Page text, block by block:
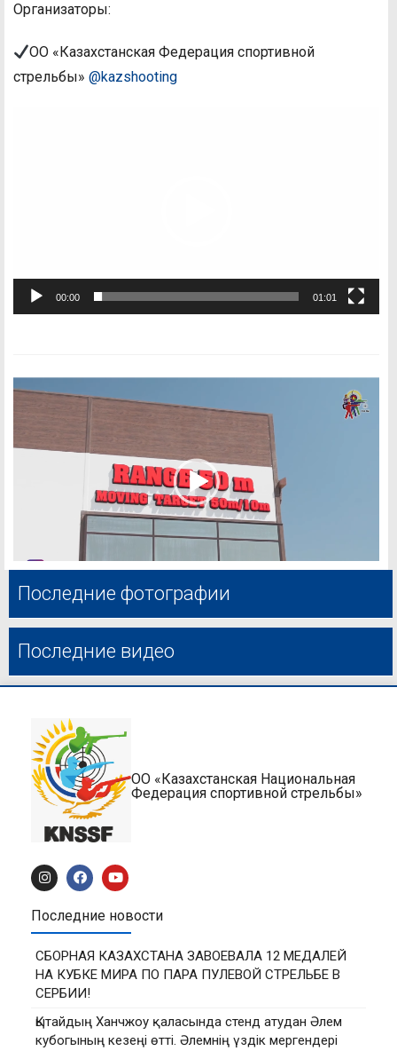
Организаторы:
ОО «Казахстанская Федерация спортивной
стрельбы» @kazshooting
00:00 01:01
Последние фотографии
Последние видео
ОО «Казахстанская Национальная
Федерация спортивной стрельбы»
Последние новости
СБОРНАЯ КАЗАХСТАНА ЗАВОЕВАЛА 12 МЕДАЛЕЙ
НА КУБКЕ МИРА ПО ПАРА ПУЛЕВОЙ СТРЕЛЬБЕ В
СЕРБИИ!
Қытайдың Ханчжоу қаласында стенд атудан Әлем
кубогының кезеңі өтті. Әлемнің үздік мергендері